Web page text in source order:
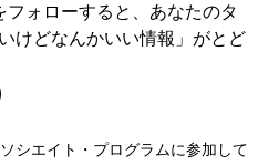
ォローすると、あなたのタ
けどなんかいい情報」がとど
シエイト・プログラムに参加して